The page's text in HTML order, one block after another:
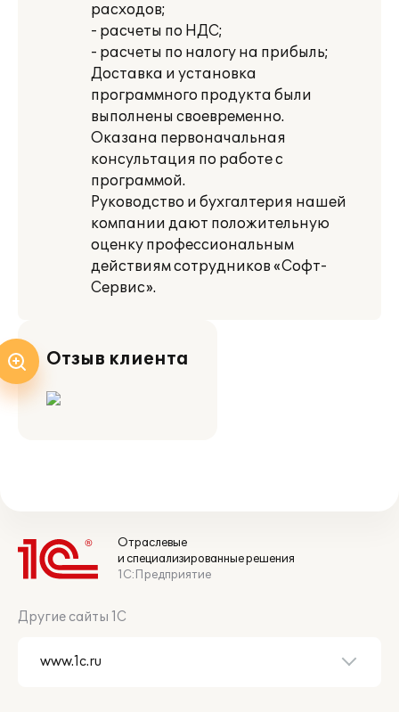
расходов;
- расчеты по НДС;
- расчеты по налогу на прибыль;
Доставка и установка
программного продукта были
выполнены своевременно.
Оказана первоначальная
консультация по работе с
программой.
Руководство и бухгалтерия нашей
компании дают положительную
оценку профессиональным
действиям сотрудников «Софт-
Сервис».
Отзыв клиента
Отраслевые
и специализированные решения
1С:Предприятие
Другие сайты 1С